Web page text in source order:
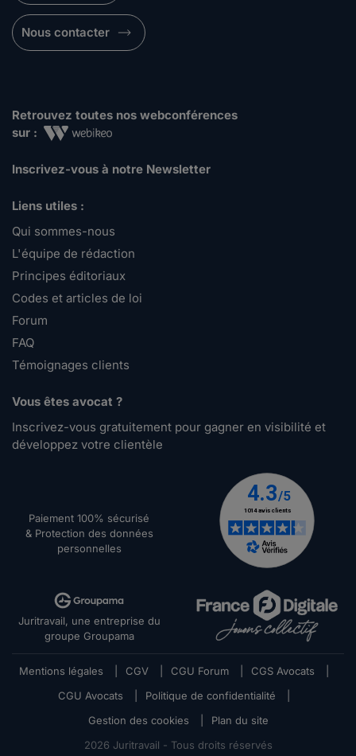
Nous contacter
Retrouvez toutes nos webconférences
sur :
Inscrivez-vous à notre Newsletter
Liens utiles :
Qui sommes-nous
L'équipe de rédaction
Principes éditoriaux
Codes et articles de loi
Forum
FAQ
Témoignages clients
Vous êtes avocat ?
Inscrivez-vous gratuitement pour gagner en visibilité et
développez votre clientèle
Paiement 100% sécurisé
& Protection des données
personnelles
Juritravail, une entreprise du
groupe Groupama
Mentions légales CGV CGU Forum CGS Avocats
CGU Avocats
Politique de confidentialité
Gestion des cookies
Plan du site
2026 Juritravail - Tous droits réservés